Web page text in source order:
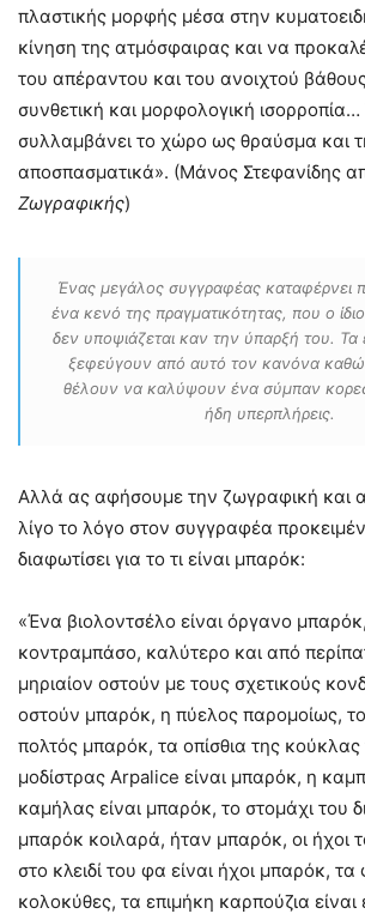
πλαστικής μορφής μέσα στην
κίνηση της ατμόσφαιρας και να
του απέραντου και του ανοιχτού
συνθετική και μορφολογική
συλλαμβάνει το χώρο ως θραύσμα και
αποσπασματικά». (Μάνος Στεφανίδης
Ζωγραφικής)
Ένας μεγάλος συγγραφέας καταφέρνει
ένα κενό της πραγματικότητας, που ο
δεν υποψιάζεται καν την ύπαρξή του. Τα
ξεφεύγουν από αυτό τον κανόνα
θέλουν να καλύψουν ένα σύμπαν
ήδη υπερπλήρεις.
Αλλά ας αφήσουμε την ζωγραφική και
λίγο το λόγο στον συγγραφέα
διαφωτίσει για το τι είναι μπαρόκ:
«Ένα βιολοντσέλο είναι όργανο
κοντραμπάσο, καλύτερο και από
μηριαίον οστούν με τους σχετικούς
οστούν μπαρόκ, η πύελος παρομοίως,
πολτός μπαρόκ, τα οπίσθια της
μοδίστρας Arpalice είναι μπαρόκ, η
καμήλας είναι μπαρόκ, το στομάχι του
μπαρόκ κοιλαρά, ήταν μπαρόκ, οι ήχοι
στο κλειδί του φα είναι ήχοι μπαρόκ, τα
κολοκύθες, τα επιμήκη καρπούζια είναι